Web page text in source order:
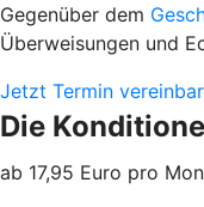
Gegenüber dem
Überweisungen und
Jetzt Termin
Die
ab 17,95 Euro pro